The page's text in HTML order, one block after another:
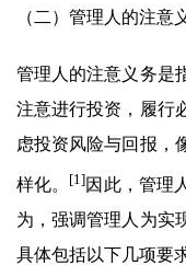
（二）管理人的注意
管理人的注意义务是
注意进行投资，履行
虑投资风险与回报，
样化。 [1]因此，管理
为，强调管理人为实
具体包括以下几项要